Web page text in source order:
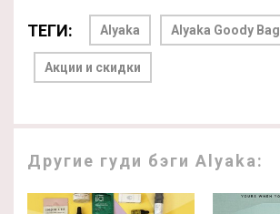
ТЕГИ: Alyaka Alyaka Goody Bag
Акции и скидки
Другие гуди бэги Alyaka: